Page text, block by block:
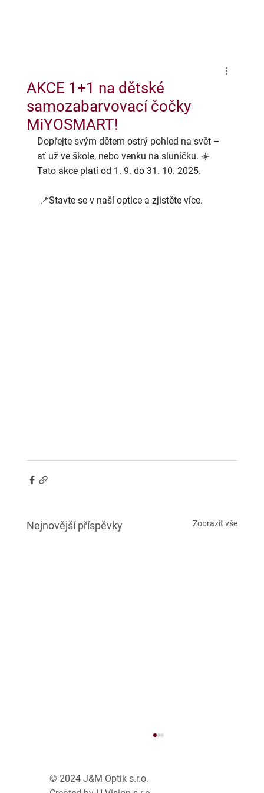
AKCE 1+1 na dětské
samozabarvovací čočky
MiYOSMART!
Dopřejte svým dětem ostrý pohled na svět –
ať už ve škole, nebo venku na sluníčku. ☀️
Tato akce platí od 1. 9. do 31. 10. 2025.
📍Stavte se v naší optice a zjistěte více.
Nejnovější příspěvky Zobrazit vše
ColorMatic
© 2024 J&M Optik s.r.o.